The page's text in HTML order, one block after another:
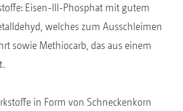
Eisen-III-Phosphat mit gutem
welches zum Ausschleimen
sowie Methiocarb, das aus einem
in Form von Schneckenkorn